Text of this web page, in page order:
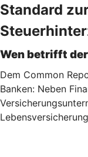
Standard
Wen betrifft
Dem Common
Banken: Neben